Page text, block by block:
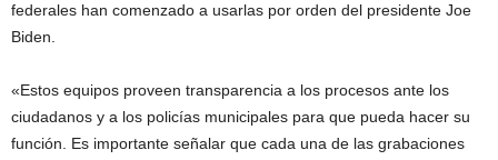
federales han comenzado a usarlas por orden del presidente Joe
Biden.
«Estos equipos proveen transparencia a los procesos ante los
ciudadanos y a los policías municipales para que pueda hacer su
función. Es importante señalar que cada una de las grabaciones